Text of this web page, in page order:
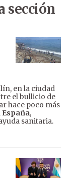
sección
en la ciudad
el bullicio de
hace poco más
España,
sanitaria.